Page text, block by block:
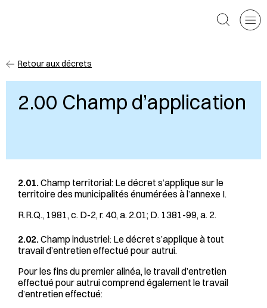
Rechercher
Retour aux décrets
2.00 Champ d’application
2.01.Champ territorial: Le décret s’applique sur le
territoire des municipalités énumérées à l’annexe I.
R.R.Q., 1981, c. D-2, r. 40, a. 2.01; D. 1381-99, a. 2.
2.02.Champ industriel: Le décret s’applique à tout
travail d’entretien effectué pour autrui.
Pour les fins du premier alinéa, le travail d’entretien
effectué pour autrui comprend également le travail
d’entretien effectué: